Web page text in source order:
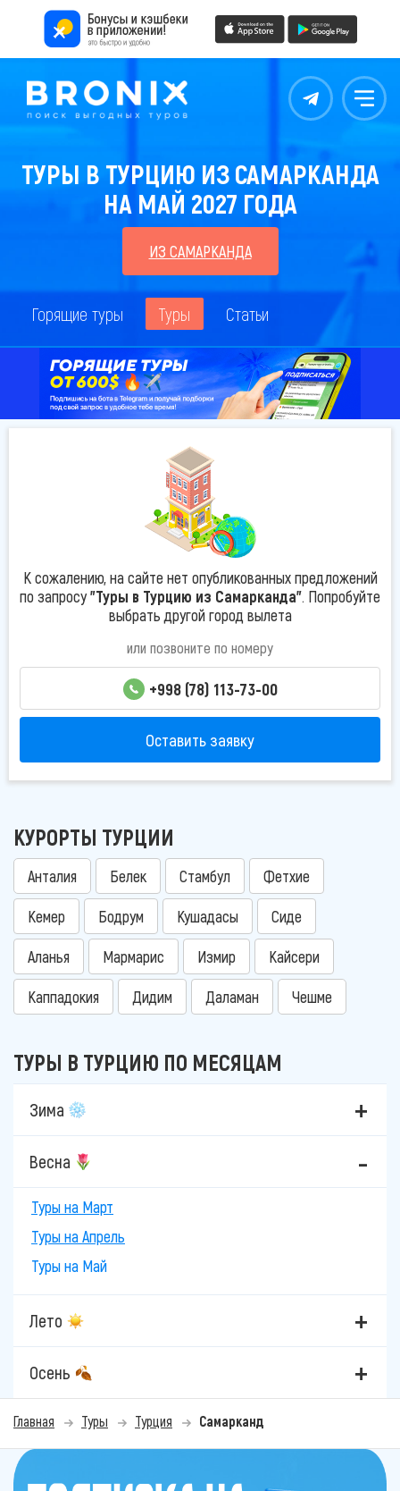
Контакты Меню
ТУРЫ В ТУРЦИЮ ИЗ САМАРКАНДА
НА МАЙ 2027 ГОДА
ИЗ САМАРКАНДА
Горящие туры Туры Статьи
К сожалению, на сайте нет опубликованных предложений
по запросу"Туры в Турцию из Самарканда". Попробуйте
выбрать другой город вылета
или позвоните по номеру
+998 (78) 113-73-00
Оставить заявку
КУРОРТЫ ТУРЦИИ
Анталия Белек Стамбул Фетхие
Кемер Бодрум Кушадасы Сиде
Аланья Мармарис Измир Кайсери
Каппадокия Дидим Даламан Чешме
ТУРЫ В ТУРЦИЮ ПО МЕСЯЦАМ
Зима
Весна
Туры на Март
Туры на Апрель
Туры на Май
Лето
Осень
Главная Туры Турция Самарканд